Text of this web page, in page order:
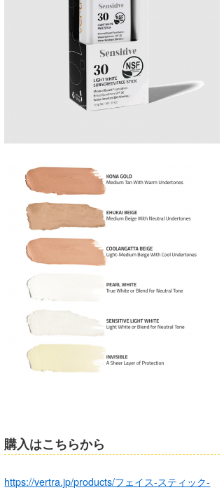
購入はこちらから
https://vertra.jp/products/フェイス-スティック-